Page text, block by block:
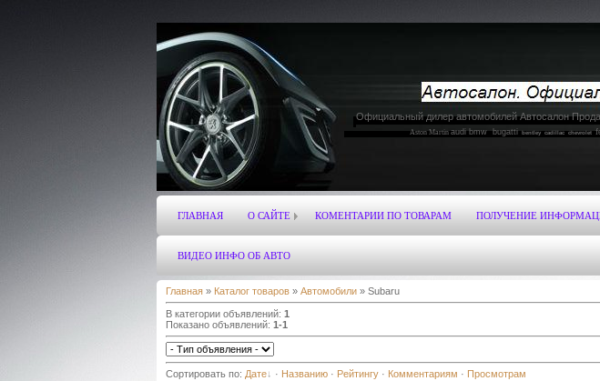
Официальный дилер автомобилей Автосалон
Aston Martin audi bmw bugatti bentley cadillac chevrolet
hyundai infiniti jaguar jeep koenigsegg
mercedes-benz mitsubishi nissan
ГЛАВНАЯ О САЙТЕ КОМЕНТАРИИ ПО ТОВАРАМ ПОЛУЧЕНИЕ
ВИДЕО ИНФО ОБ АВТО
Главная » Каталог товаров » Автомобили » Subaru
В категории объявлений: 1
Показано объявлений: 1-1
Сортировать по: Дате · Названию · Рейтингу · Комментариям · Просмотрам